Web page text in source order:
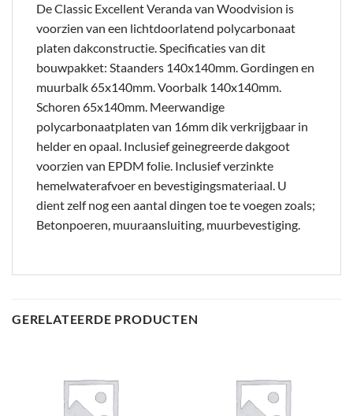
De Classic Excellent Veranda van Woodvision is
voorzien van een lichtdoorlatend polycarbonaat
platen dakconstructie. Specificaties van dit
bouwpakket: Staanders 140x140mm. Gordingen en
muurbalk 65x140mm. Voorbalk 140x140mm.
Schoren 65x140mm. Meerwandige
polycarbonaatplaten van 16mm dik verkrijgbaar in
helder en opaal. Inclusief geinegreerde dakgoot
voorzien van EPDM folie. Inclusief verzinkte
hemelwaterafvoer en bevestigingsmateriaal. U
dient zelf nog een aantal dingen toe te voegen zoals;
Betonpoeren, muuraansluiting, muurbevestiging.
GERELATEERDE PRODUCTEN